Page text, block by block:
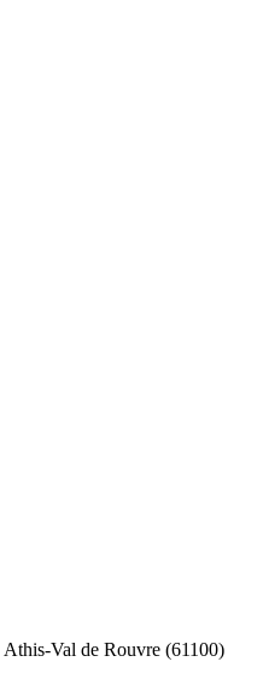
Athis-Val de Rouvre (61100)